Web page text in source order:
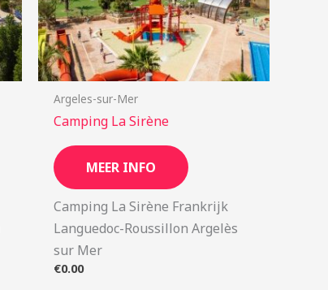
Argeles-sur-Mer
Camping La Sirène
MEER INFO
Camping La Sirène Frankrijk
Languedoc-Roussillon Argelès
sur Mer
€0.00